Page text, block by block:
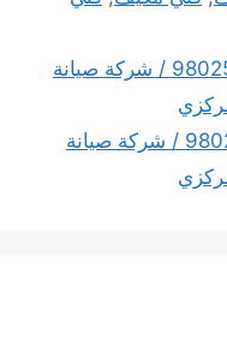
تصليح تكييف المسيلة / 98025055 / شركة صيانة
تصليح تكييف العدان / 98025055 / شركة صيانة